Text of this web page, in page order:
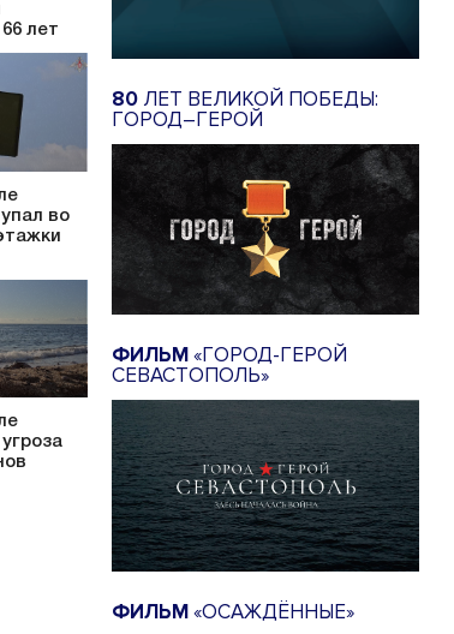
лет
во
80 ЛЕТ ВЕЛИКОЙ ПОБЕДЫ:
ГОРОД–ГЕРОЙ
ФИЛЬМ«ГОРОД-ГЕРОЙ
СЕВАСТОПОЛЬ»
ФИЛЬМ«ОСАЖДЁННЫЕ»